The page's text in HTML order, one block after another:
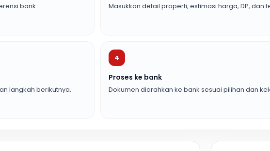
bank. Masukkan detail properti, estimasi harga, DP, dan
langkah berikutnya.
4
Proses ke bank
Dokumen diarahkan ke bank sesuai pilihan dan